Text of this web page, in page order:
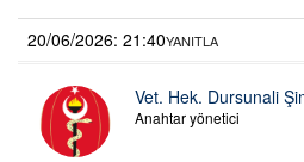
20/06/2026: 21:40YANITLA
Vet. Hek. Dursunali
Anahtar yönetici